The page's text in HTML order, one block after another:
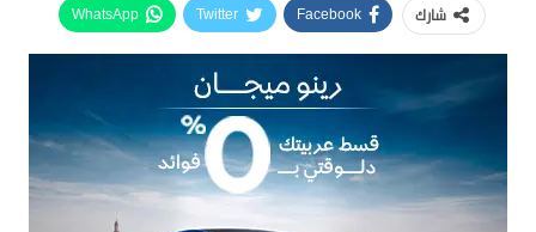
شارك Facebook
Twitter
WhatsApp